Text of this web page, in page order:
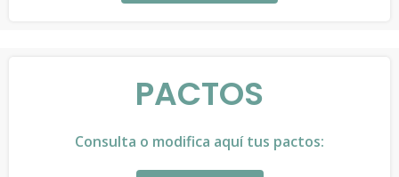
PACTOS
Consulta o modifica aquí tus pactos: